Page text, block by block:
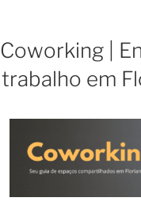
Coworking |
trabalho em